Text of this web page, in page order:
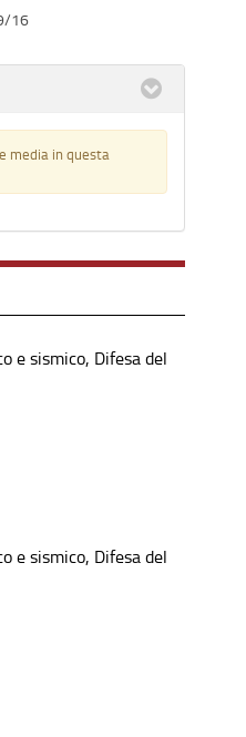
16
media in questa
e sismico, Difesa del
e sismico, Difesa del